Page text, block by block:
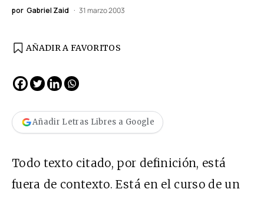
por Gabriel Zaid 31 marzo 2003
AÑADIR A FAVORITOS
Añadir Letras Libres a Google
Todo texto citado, por definición, está
fuera de contexto. Está en el curso de un